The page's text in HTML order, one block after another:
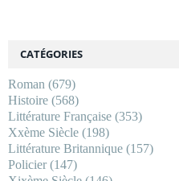
CATÉGORIES
Roman (679)
Histoire (568)
Littérature Française (353)
Xxème Siècle (198)
Littérature Britannique (157)
Policier(147)